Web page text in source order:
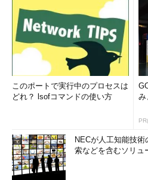
このポートで実行中のプロセスは
どれ？ lsofコマンドの使い方
み
NECが人工知能技
索などを含むソリュ